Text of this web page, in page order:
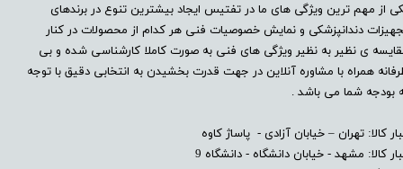
از مهم ترین ویژگی های ما در تفتیس ایجاد بیشترین تنوع در برندهای
دندانپزشکی و نمایش خصوصیات فنی هر کدام از محصولات در کنار
ی نظیر به نظیر ویژگی های فنی به صورت کاملا کارشناسی شده و بی
همراه با مشاوره آنلاین در جهت قدرت بخشیدن به انتخابی دقیق با توجه
بودجه شما می باشد .
کالا: تهران – خیابان آزادی - پاساژ کاوه
کالا: مشهد - خیابان دانشگاه - دانشگاه 9